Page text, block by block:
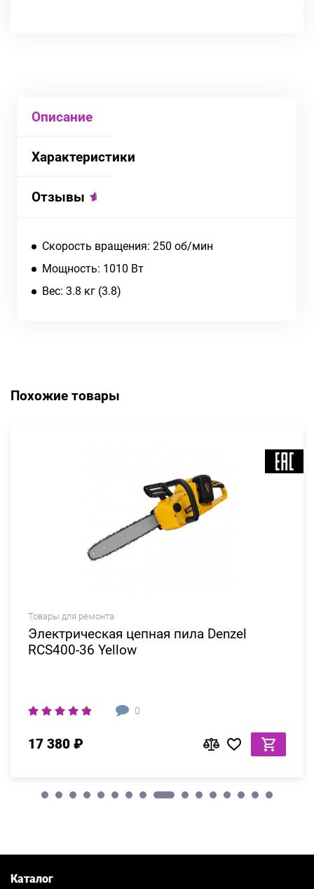
Описание
Характеристики
Отзывы
Скорость вращения: 250 об/мин
Мощность: 1010 Вт
Вес: 3.8 кг (3.8)
Похожие товары
Товары для ремонта
Электрическая цепная пила Denzel
RCS400-36 Yellow
0
17 380 ₽
Каталог